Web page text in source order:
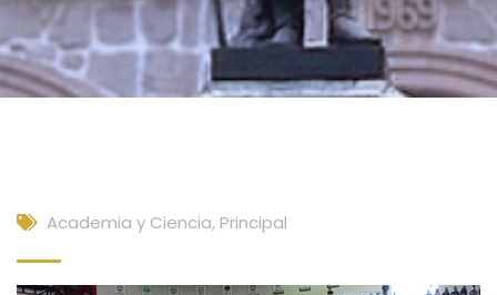
Academia y Ciencia, Principal